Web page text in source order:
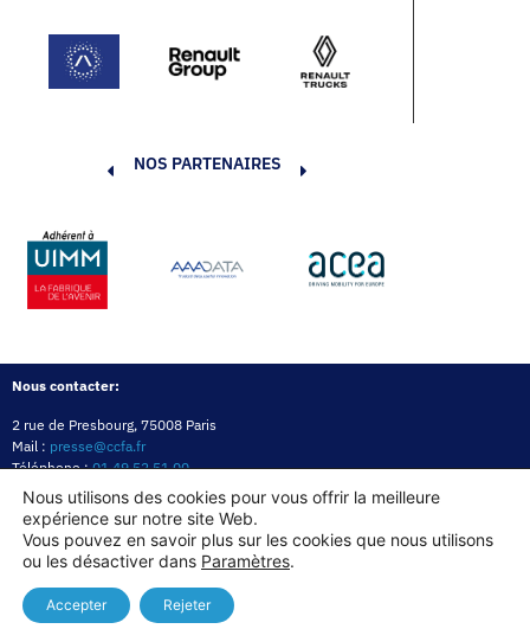
NOS PARTENAIRES
Nous contacter:
2 rue de Presbourg, 75008 Paris
Mail : presse@ccfa.fr
Téléphone :01 49 52 51 00
Réseau :
LinkedIn
Politique de confidentialitéMentions légalesPolitique des cookies
Copyright© 2026
Nous utilisons des cookies pour vous offrir la meilleure
expérience sur notre site Web.
Vous pouvez en savoir plus sur les cookies que nous utilisons
ou les désactiver dans Paramètres.
Accepter Rejeter